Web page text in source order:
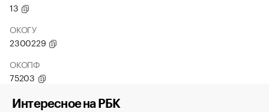
13
ОКОГУ
2300229
ОКОПФ
75203
Интересное на РБК